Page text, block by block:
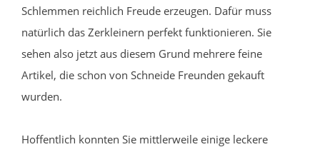
Schlemmen reichlich Freude erzeugen. Dafür muss
natürlich das Zerkleinern perfekt funktionieren. Sie
sehen also jetzt aus diesem Grund mehrere feine
Artikel, die schon von Schneide Freunden gekauft
wurden.
Hoffentlich konnten Sie mittlerweile einige leckere